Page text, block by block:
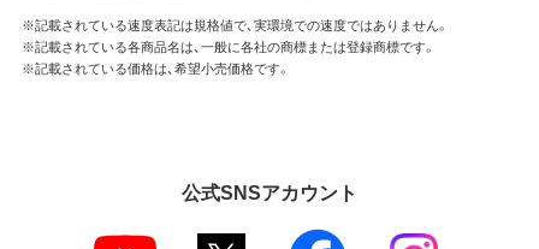
※記載されている速度表記は規格値で、実環境での速度ではありません。
※記載されている各商品名は、一般に各社の商標または登録商標です。
※記載されている価格は、希望小売価格です。
公式SNSアカウント